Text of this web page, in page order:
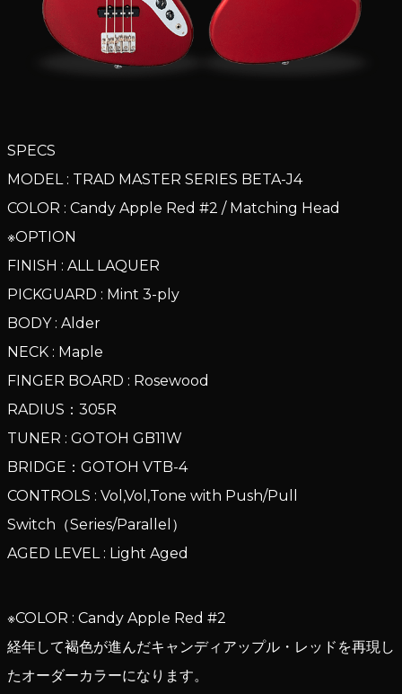
SPECS
MODEL : TRAD MASTER SERIES BETA-J4
COLOR : Candy Apple Red #2 / Matching Head
※OPTION
FINISH : ALL LAQUER
PICKGUARD : Mint 3-ply
BODY : Alder
NECK : Maple
FINGER BOARD : Rosewood
RADIUS：305R
TUNER : GOTOH GB11W
BRIDGE：GOTOH VTB-4
CONTROLS : Vol,Vol,Tone with Push/Pull
Switch（Series/Parallel）
AGED LEVEL : Light Aged
※COLOR : Candy Apple Red #2
経年して褐色が進んだキャンディアップル・レッドを再現し
たオーダーカラーになります。